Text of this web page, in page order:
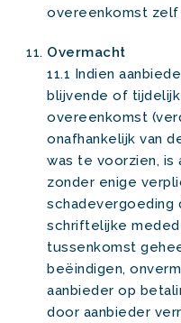
overeenkomst zelf
Overmacht
11.1 Indien
blijvende of
overeenkomst
onafhankelijk van
was te voorzien, is
zonder enige
schadevergoeding
schriftelijke
tussenkomst
beëindigen,
aanbieder op
door aanbieder